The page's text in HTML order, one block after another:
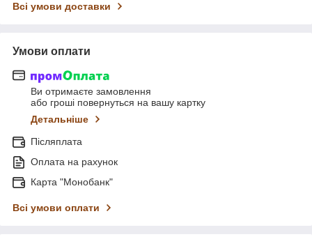
Всі умови доставки
Умови оплати
Ви отримаєте замовлення
або гроші повернуться на вашу картку
Детальніше
Післяплата
Оплата на рахунок
Карта "Монобанк"
Всі умови оплати